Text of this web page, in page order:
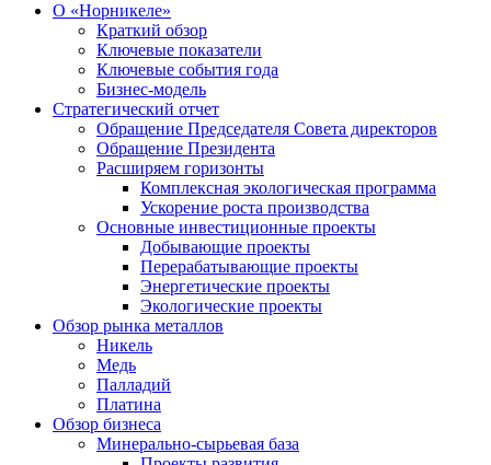
О «Норникеле»
Краткий обзор
Ключевые показатели
Ключевые события года
Бизнес-модель
Стратегический отчет
Обращение Председателя Совета директоров
Обращение Президента
Расширяем горизонты
Комплексная экологическая программа
Ускорение роста производства
Основные инвестиционные проекты
Добывающие проекты
Перерабатывающие проекты
Энергетические проекты
Экологические проекты
Обзор рынка металлов
Никель
Медь
Палладий
Платина
Обзор бизнеса
Минерально-сырьевая база